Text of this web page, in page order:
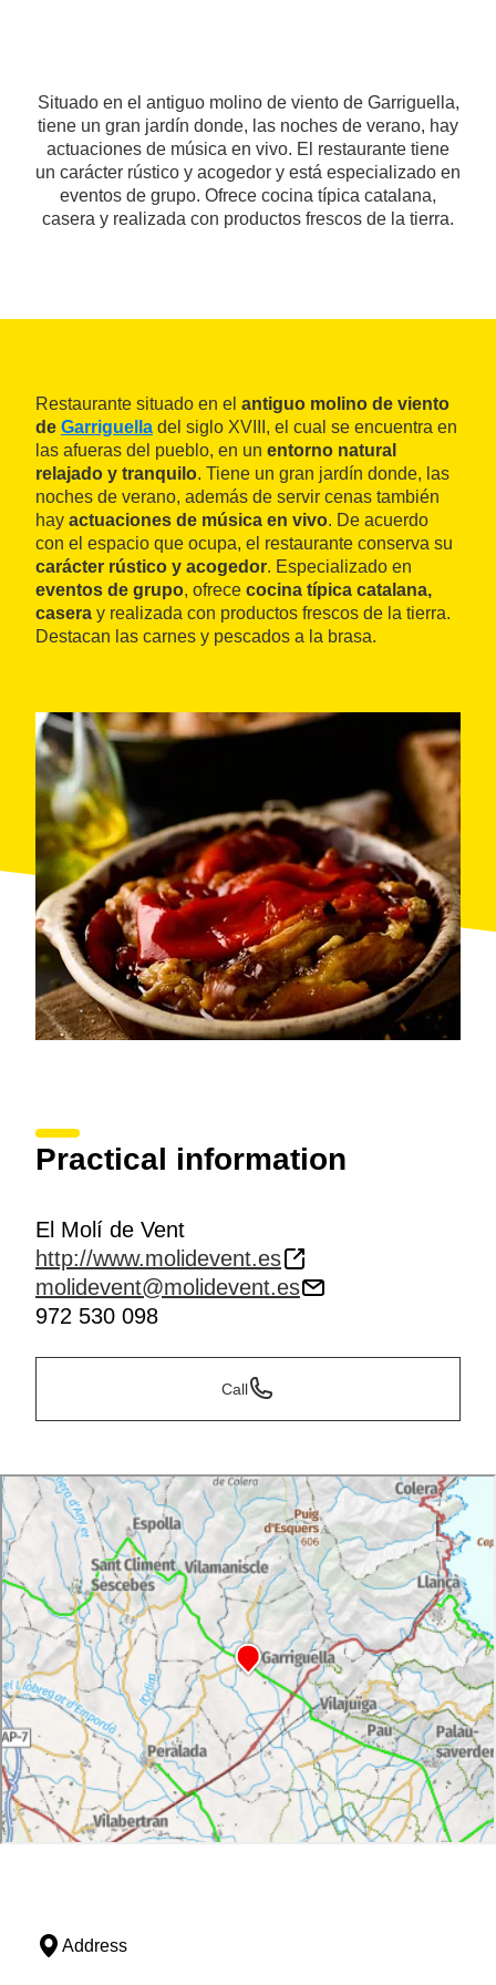
Situado en el antiguo molino de viento de Garriguella,
tiene un gran jardín donde, las noches de verano, hay
actuaciones de música en vivo. El restaurante tiene
un carácter rústico y acogedor y está especializado en
eventos de grupo. Ofrece cocina típica catalana,
casera y realizada con productos frescos de la tierra.
Restaurante situado en el antiguo molino de viento
de Garriguella del siglo XVIII, el cual se encuentra en
las afueras del pueblo, en un entorno natural
relajado y tranquilo. Tiene un gran jardín donde, las
noches de verano, además de servir cenas también
hay actuaciones de música en vivo. De acuerdo
con el espacio que ocupa, el restaurante conserva su
carácter rústico y acogedor. Especializado en
eventos de grupo, ofrece cocina típica catalana,
casera y realizada con productos frescos de la tierra.
Destacan las carnes y pescados a la brasa.
Practical information
El Molí de Vent
http://www.molidevent.es
molidevent@molidevent.es
972 530 098
Call
Address